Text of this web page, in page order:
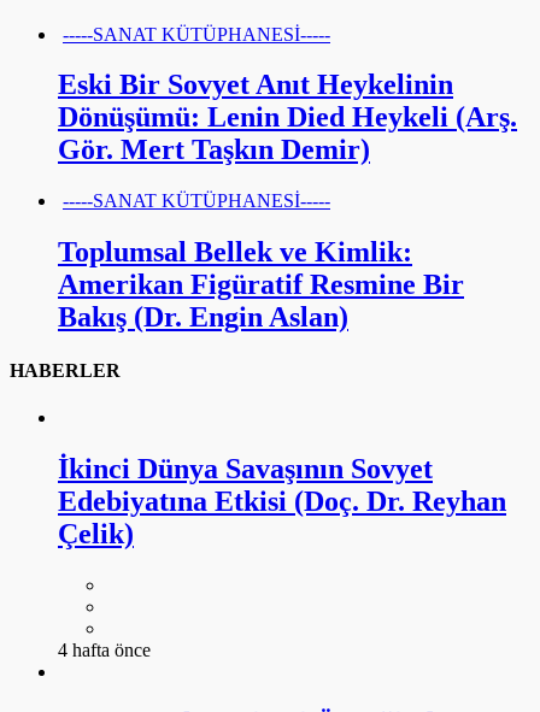
-----SANAT KÜTÜPHANESİ-----
Eski Bir Sovyet Anıt Heykelinin
Dönüşümü: Lenin Died Heykeli (Arş.
Gör. Mert Taşkın Demir)
-----SANAT KÜTÜPHANESİ-----
Toplumsal Bellek ve Kimlik:
Amerikan Figüratif Resmine Bir
Bakış (Dr. Engin Aslan)
HABERLER
İkinci Dünya Savaşının Sovyet
Edebiyatına Etkisi (Doç. Dr. Reyhan
Çelik)
4 hafta önce